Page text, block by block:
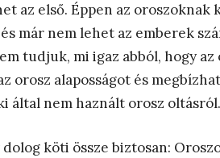
az első. Éppen az
már nem lehet az emberek
tudjuk, mi igaz abból, hogy
orosz alaposságot és
által nem haznált orosz oltásról.
köti össze biztosan: